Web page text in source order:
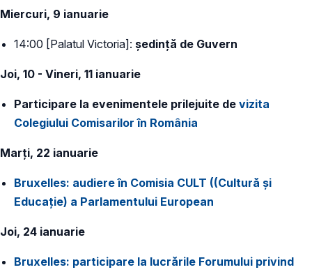
Miercuri, 9 ianuarie
14:00 [Palatul Victoria]: ședință de Guvern
Joi, 10 - Vineri, 11 ianuarie
Participare la evenimentele prilejuite de vizita
Colegiului Comisarilor în România
Marți, 22 ianuarie
Bruxelles: audiere în Comisia CULT ((Cultură și
Educație) a Parlamentului European
Joi, 24 ianuarie
Bruxelles: participare la lucrările Forumului privind